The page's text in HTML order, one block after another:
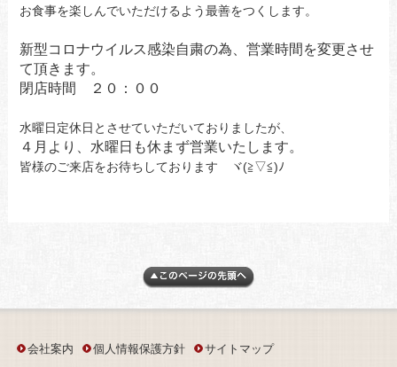
お食事を楽しんでいただけるよう最善をつくします。
新型コロナウイルス感染自粛の為、営業時間を変更させ
て頂きます。
閉店時間 ２０：００
水曜日定休日とさせていただいておりましたが、
４月より、水曜日も休まず営業いたします。
皆様のご来店をお待ちしております ヾ(≧▽≦)ﾉ
会社案内 個人情報保護方針 サイトマップ